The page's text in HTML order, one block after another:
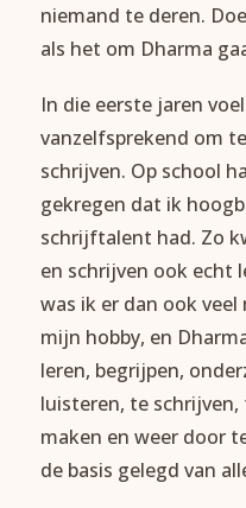
niemand te deren.
als het om Dharma
In die eerste jaren
vanzelfsprekend om
schrijven. Op school
gekregen dat ik
schrijftalent had. Zo
en schrijven ook echt
was ik er dan ook veel
mijn hobby, en
leren, begrijpen,
luisteren, te
maken en weer door
de basis gelegd van